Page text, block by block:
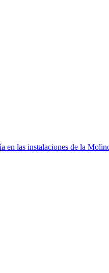
en las instalaciones de la